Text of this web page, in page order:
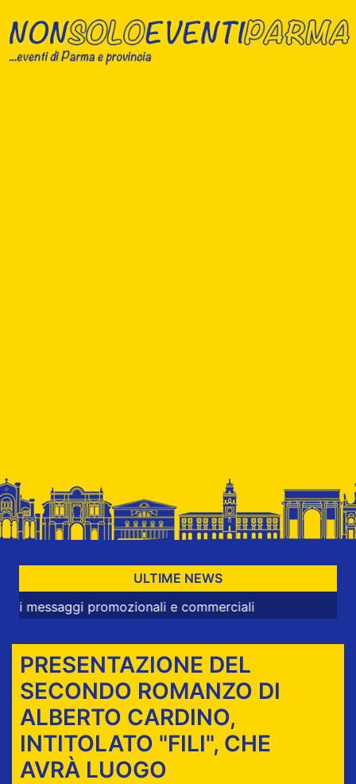
ULTIME NEWS
promozionali e commerciali
PRESENTAZIONE DEL
SECONDO ROMANZO DI
ALBERTO CARDINO,
INTITOLATO "FILI", CHE
AVRÀ LUOGO